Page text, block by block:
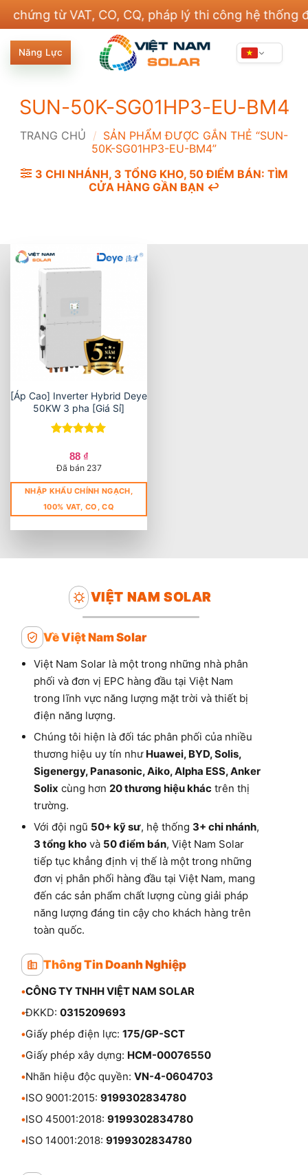
nội
dung
từ VAT, CO, CQ, pháp lý thi công hệ thống điện
Năng Lực
SUN-50K-SG01HP3-EU-BM4
TRANG CHỦ / SẢN PHẨM ĐƯỢC GẮN THẺ “SUN-
50K-SG01HP3-EU-BM4”
3 CHI NHÁNH, 3 TỔNG KHO, 50 ĐIỂM BÁN: TÌM
CỬA HÀNG GẦN BẠN ↩️
[Áp Cao] Inverter Hybrid Deye
50KW 3 pha [Giá Sỉ]
hạng5 5
sao
88 ₫
Đã bán 237
NHẬP KHẨU CHÍNH NGẠCH,
100% VAT, CO, CQ
VIỆT NAM SOLAR
Về Việt Nam Solar
Việt Nam Solar là một trong những nhà phân
phối và đơn vị EPC hàng đầu tại Việt Nam
trong lĩnh vực năng lượng mặt trời và thiết bị
điện năng lượng.
Chúng tôi hiện là đối tác phân phối của nhiều
thương hiệu uy tín như Huawei, BYD, Solis,
Sigenergy, Panasonic, Aiko, Alpha ESS, Anker
Solix cùng hơn 20 thương hiệu khác trên thị
trường.
Với đội ngũ 50+ kỹ sư, hệ thống 3+ chi nhánh,
3 tổng kho và 50 điểm bán, Việt Nam Solar
tiếp tục khẳng định vị thế là một trong những
đơn vị phân phối hàng đầu tại Việt Nam, mang
đến các sản phẩm chất lượng cùng giải pháp
năng lượng đáng tin cậy cho khách hàng trên
toàn quốc.
Thông Tin Doanh Nghiệp
•CÔNG TY TNHH VIỆT NAM SOLAR
•ĐKKD: 0315209693
•Giấy phép điện lực: 175/GP-SCT
•Giấy phép xây dựng: HCM-00076550
•Nhãn hiệu độc quyền: VN-4-0604703
•ISO 9001:2015: 9199302834780
•ISO 45001:2018: 9199302834780
•ISO 14001:2018: 9199302834780